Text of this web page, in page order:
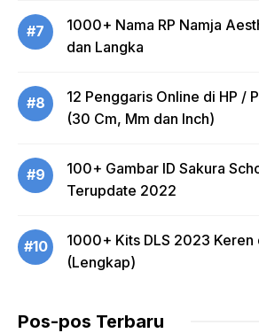
#7
1000+ Nama RP Namja
dan Langka
#8
12 Penggaris Online di HP /
(30 Cm, Mm dan Inch)
#9
100+ Gambar ID Sakura
Terupdate 2022
#10
1000+ Kits DLS 2023 Keren
(Lengkap)
Pos-pos Terbaru